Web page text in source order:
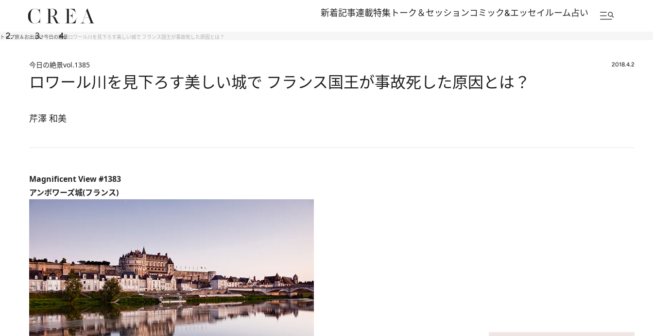
新着記事連載特集 トーク＆セッションコミック&エッセイルーム占い
トップ旅＆お出かけ今日の絶景ロワール川を見下ろす美しい城で フランス国王が事故死した原因とは？
今日の絶景vol.1385 2018.4.2
ロワール川を見下ろす美しい城で フランス国王が事故死した原因とは？
芹澤 和美
Magnificent View #1383
アンボワーズ城(フランス)